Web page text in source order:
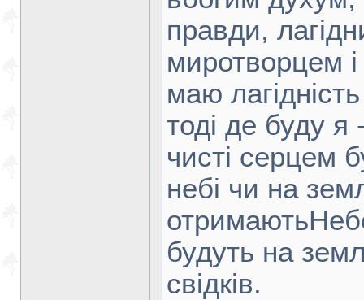
правди,
миротворцем
маю
тоді де буду
чисті серцем
небі чи на
будуть на
свідків.